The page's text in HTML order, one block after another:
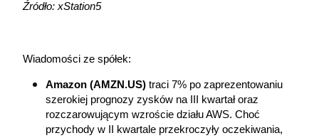
Źródło: xStation5
Wiadomości ze spółek:
Amazon (AMZN.US) traci 7% po zaprezentowaniu
szerokiej prognozy zysków na III kwartał oraz
rozczarowującym wzroście działu AWS. Choć
przychody w II kwartale przekroczyły oczekiwania,